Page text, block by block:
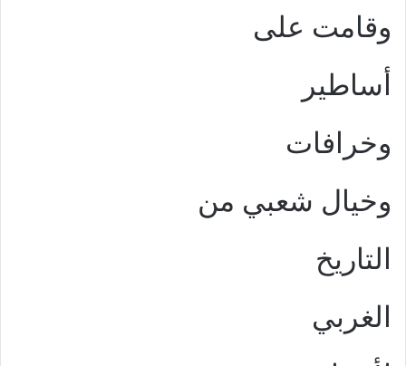
وقامت على
أساطير
وخرافات
وخيال شعبي من
التاريخ
الغربي